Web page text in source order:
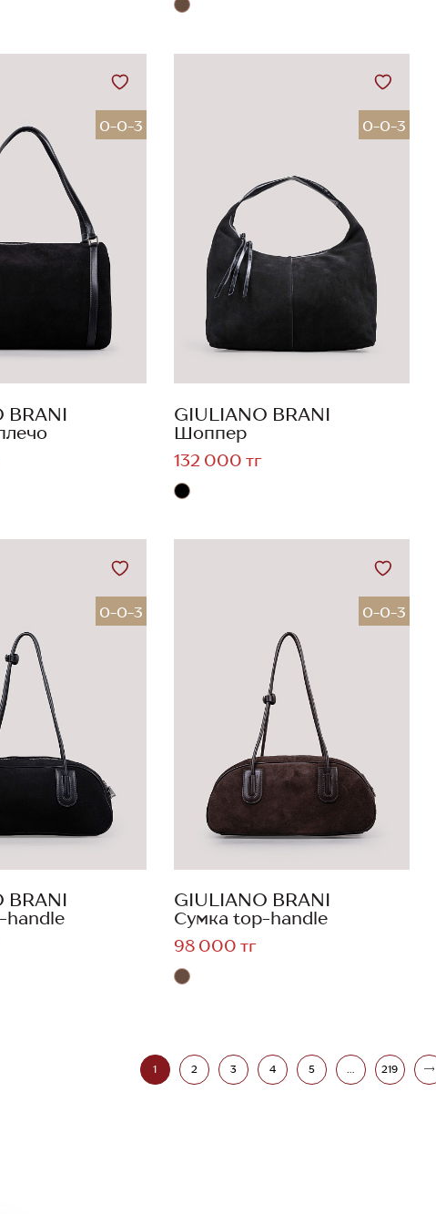
0-0-3
BRANI
0-0-3
GIULIANO BRANI
Шоппер
132 000 тг
0-0-3
BRANI
handle
0-0-3
GIULIANO BRANI
Сумка top-handle
98 000 тг
1 2 3 4 5 219